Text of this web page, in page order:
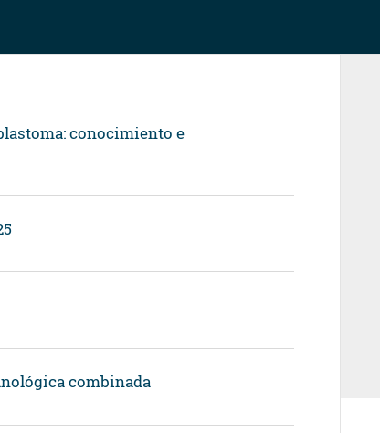
conocimiento e
combinada